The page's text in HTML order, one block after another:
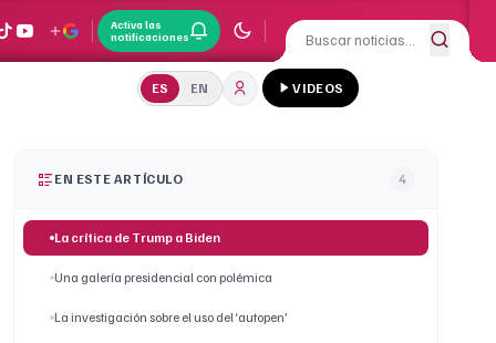
Activa las
notificaciones
ES EN VIDEOS
EN ESTE ARTÍCULO 4
La crítica de Trump a Biden
Una galería presidencial con polémica
La investigación sobre el uso del ‘autopen’